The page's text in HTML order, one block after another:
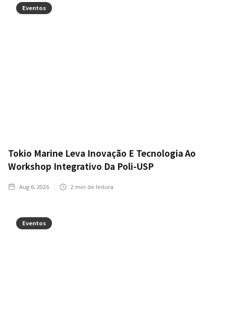
Eventos
Tokio Marine Leva Inovação E Tecnologia Ao
Workshop Integrativo Da Poli-USP
Aug 6, 2026 2 min de leitura
Eventos